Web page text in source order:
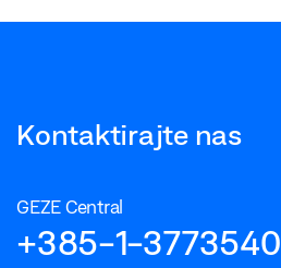
Kontaktirajte nas
GEZE Central
+385-1-3773540